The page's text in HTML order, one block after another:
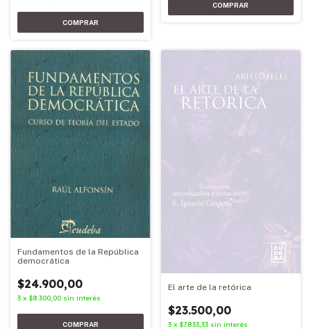
Fundamentos de la República
democrática
$24.900,00
3 x $8.300,00 sin interés
El arte de la retórica
$23.500,00
3 x $7.833,33 sin interés